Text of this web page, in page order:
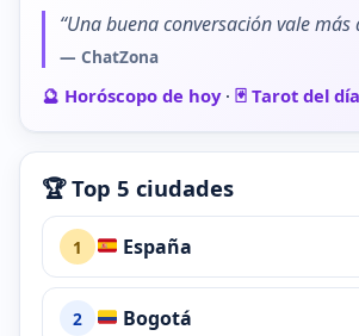
“Una buena conversación vale
— ChatZona
🔮 Horóscopo de hoy· 🃏 Tarot del día
🏆 Top 5 ciudades
1 España
2 Bogotá